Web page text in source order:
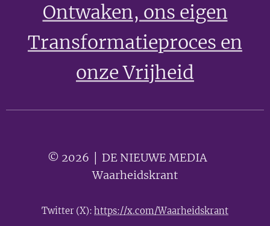
Ontwaken, ons eigen
Transformatieproces en
onze Vrijheid
© 2026 │ DE NIEUWE MEDIA 🟣
Waarheidskrant
Twitter (X): https://x.com/Waarheidskrant